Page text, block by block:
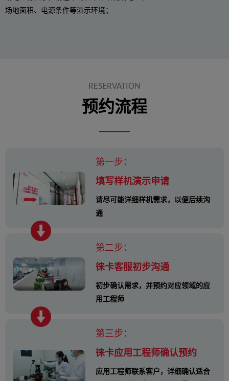
场地面积、电源条件等演示环境；
RESERVATION
预约流程
第一步：
填写样机演示申请
请尽可能详细样机需求，以便后续沟
通
第二步：
徕卡客服初步沟通
初步确认需求，并预约对应领域的应
用工程师
第三步：
徕卡应用工程师确认预约
应用工程师联系客户，详细确认适合